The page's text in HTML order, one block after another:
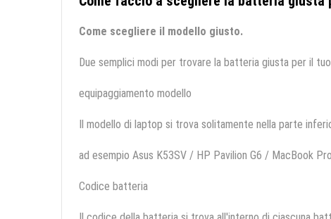
Come scegliere il modello giusto.
Due semplici modi per trovare la batteria giusta per il
equipaggiamento modello
Il modello di laptop si trova solitamente nella parte
ad esempio Asus K53SV / HP Pavilion G6 / MacBook
Codice batteria